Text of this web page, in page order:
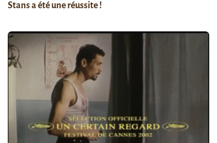
Stans a été une réussite !